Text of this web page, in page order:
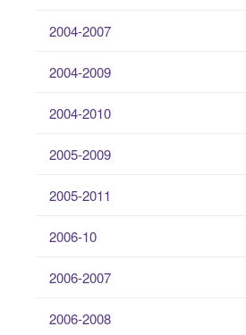
2004-2007
2004-2009
2004-2010
2005-2009
2005-2011
2006-10
2006-2007
2006-2008